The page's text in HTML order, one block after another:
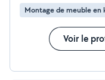
Montage de meuble en
Voir le